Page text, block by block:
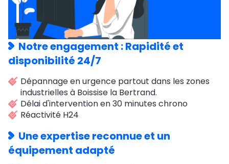
Notre engagement : Rapidité et
disponibilité 24/7
Dépannage en urgence partout dans les zones
industrielles à Boissise la Bertrand.
Délai d'intervention en 30 minutes chrono
Réactivité H24
Une expertise reconnue et un
équipement adapté